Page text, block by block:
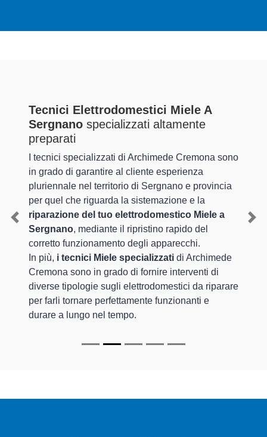
Tecnici Elettrodomestici Miele A
Sergnano specializzati altamente
preparati
I tecnici specializzati di Archimede Cremona sono
in grado di garantire al cliente esperienza
pluriennale nel territorio di Sergnano e provincia
per quel che riguarda la sistemazione e la
riparazione del tuo elettrodomestico Miele a
Sergnano, mediante il ripristino rapido del
corretto funzionamento degli apparecchi.
In più, i tecnici Miele specializzati di Archimede
Cremona sono in grado di fornire interventi di
diverse tipologie sugli elettrodomestici da riparare
per farli tornare perfettamente funzionanti e
durare a lungo nel tempo.
Previous